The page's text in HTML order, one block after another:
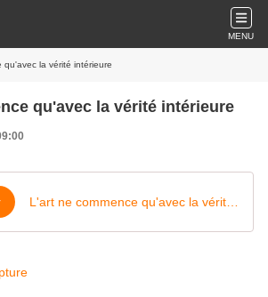
MENU
qu'avec la vérité intérieure
qu'avec la vérité intérieure